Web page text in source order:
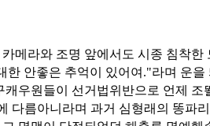
메라와 조명 앞에서도 시종 침착한
한 안좋은 추억이 있어여."라며 운을
캐우원들이 선거법위반으로 언제 조
다름아니라며 과거 심형래의 똥파